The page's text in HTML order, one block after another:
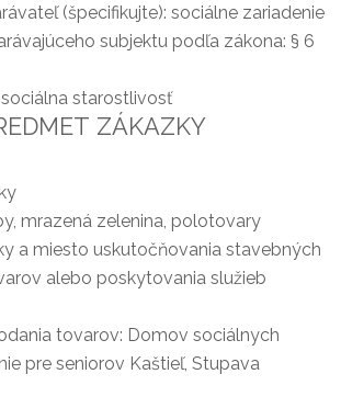
(špecifikujte): sociálne zariadenie
subjektu podľa zákona: § 6
starostlivosť
ZÁKAZKY
mrazená zelenina, polotovary
a miesto uskutočňovania stavebných
alebo poskytovania služieb
tovarov: Domov sociálnych
pre seniorov Kaštieľ, Stupava